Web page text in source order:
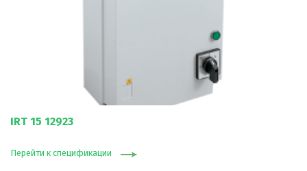
IRT 15 12923
Перейти к спецификации